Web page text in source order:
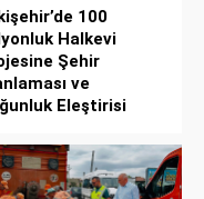
100
Halkevi
Şehir
ve
Eleştirisi